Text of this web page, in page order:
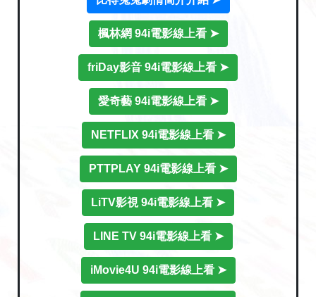
楓林網 94i電影線上看 ➤
friDay影音 94i電影線上看 ➤
愛奇藝 94i電影線上看 ➤
NETFLIX 94i電影線上看 ➤
PTTPLAY 94i電影線上看 ➤
LiTV影視 94i電影線上看 ➤
LINE TV 94i電影線上看 ➤
iMovie4U 94i電影線上看 ➤